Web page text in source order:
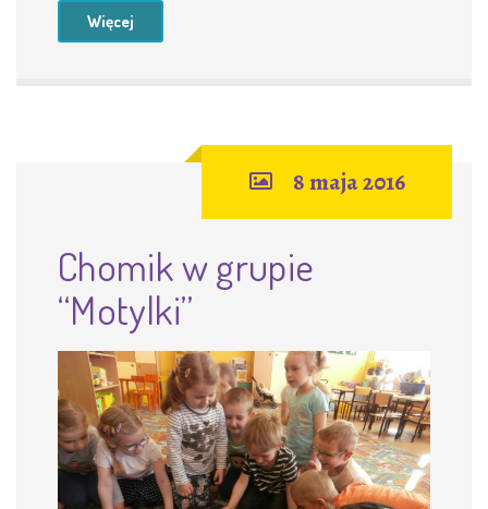
Więcej
8 maja 2016
Chomik w grupie
“Motylki”